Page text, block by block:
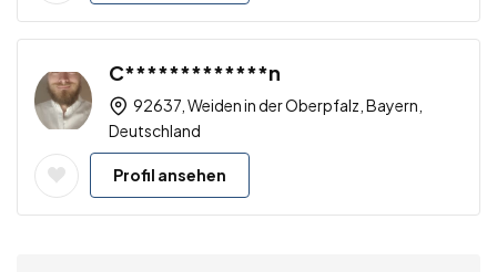
C*************n
92637, Weiden in der Oberpfalz, Bayern,
Deutschland
Profil ansehen